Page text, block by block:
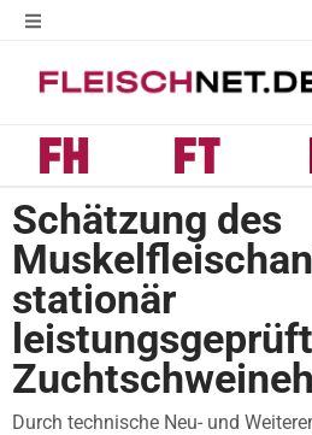
Schätzung des
stationär
Durch technische Neu- und